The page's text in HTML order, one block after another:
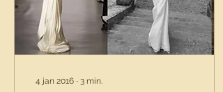
4 jan 2016 ∙ 3 min.